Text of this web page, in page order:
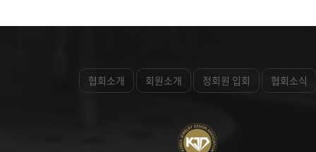
협회소개 회원소개 정회원 입회 협회소식